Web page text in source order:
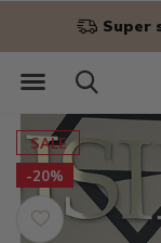
SALE
-20%